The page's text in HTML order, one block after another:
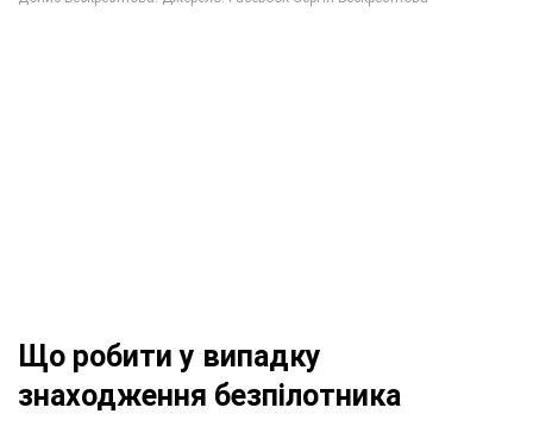
Що робити у випадку
знаходження безпілотника